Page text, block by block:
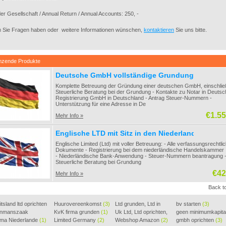
Gesellschaft / Annual Return / Annual Accounts: 250, -
Sie Fragen haben oder weitere Informationen wünschen, kontaktieren Sie uns bitte.
Produkte
Deutsche GmbH vollständige Grundung
Komplette Betreuung der Gründung einer deutschen GmbH,
Steuerliche Beratung bei der Grundung - Kontakte zu Notar in
Registrierung GmbH in Deutschland - Antrag Steuer-Nummern -
Unterstützung für eine Adresse in De
Mehr Info »
Englische LTD mit Sitz in den Niederlanden /
Englische Limited (Ltd) mit voller Betreuung: - Alle
Dokumente - Registrierung bei dem niederländische Handelskammer
- Niederländische Bank-Anwendung - Steuer-Nummern beantragung -
Steuerliche Beratung bei Grundung
Mehr Info »
Back
ltd oprichten
(1)
Niederlande (1)
Huurovereenkomst (3)
KvK firma grunden (1)
Limited Germany (2)
Ltd grunden, Ltd in
Holla(2)
Uk Ltd, Ltd oprichten,
Lt(2)
Webshop Amazon (2)
bv starten (3)
geen
BV(2)
gmbh oprichten (3)